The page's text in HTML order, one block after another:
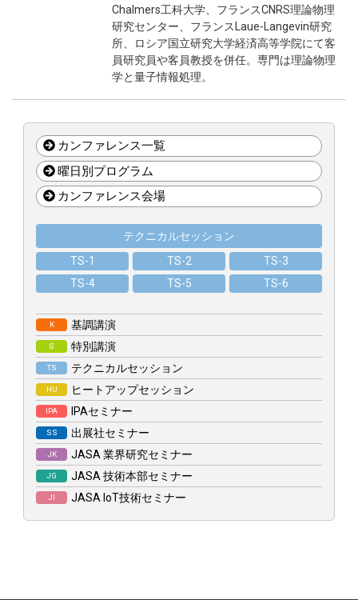
Chalmers工科大学、フランスCNRS理論物理
研究センター、フランスLaue-Langevin研究
所、ロシア国立研究大学経済高等学院にて客
員研究員や客員教授を併任。専門は理論物理
学と量子情報処理。
カンファレンス一覧
曜日別プログラム
カンファレンス会場
テクニカルセッション
TS-1
TS-2
TS-3
TS-4
TS-5 TS-6
K 基調講演
S 特別講演
TS テクニカルセッション
HU ヒートアップセッション
IPA IPAセミナー
SS 出展社セミナー
JK JASA 業界研究セミナー
JG JASA 技術本部セミナー
JI JASA IoT技術セミナー
プレスの皆様へ
マッチングシステム
出展社専用サイト
来場事前登録はこちらから
横浜開催展
ACCESS